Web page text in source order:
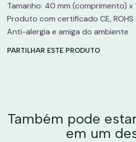
Tamanho: 40 mm (comprimento) x
Produto com certificado CE, ROHS
Anti-alergia e amiga do ambiente
PARTILHAR ESTE PRODUTO
Também pode
em um